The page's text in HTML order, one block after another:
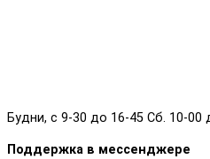
Будни, с 9-30 до 16-45 Сб. 10-00
Поддержка в мессенджере